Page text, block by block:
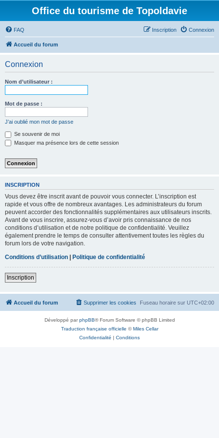
Office du tourisme de Topoldavie
FAQ Connexion
Inscription
Accueil du forum
Connexion
Nom d’utilisateur :
Mot de passe :
J’ai oublié mon mot de passe
Se souvenir de moi
Masquer ma présence lors de cette session
INSCRIPTION
Vous devez être inscrit avant de pouvoir vous connecter. L’inscription est
rapide et vous offre de nombreux avantages. Les administrateurs du forum
peuvent accorder des fonctionnalités supplémentaires aux utilisateurs inscrits.
Avant de vous inscrire, assurez-vous d’avoir pris connaissance de nos
conditions d’utilisation et de notre politique de confidentialité. Veuillez
également prendre le temps de consulter attentivement toutes les règles du
forum lors de votre navigation.
Conditions d’utilisation | Politique de confidentialité
Inscription
Accueil du forum Fuseau horaire sur UTC+02:00
Supprimer les cookies
Développé parphpBB® Forum Software © phpBB Limited
Traduction française officielle ©Miles Cellar
Confidentialité | Conditions